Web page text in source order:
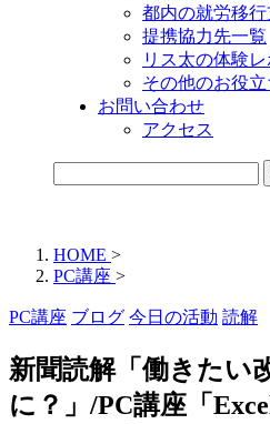
都内の就労移行
提携協力先一覧
リス太の体験レ
その他のお役立
お問い合わせ
アクセス
HOME >
PC講座 >
PC講座 ブログ 今日の活動 読解
新聞読解「働きたい
に？」/PC講座「